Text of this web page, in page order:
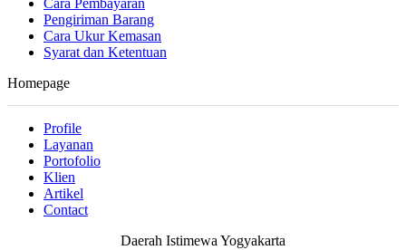
Cara Pembayaran
Pengiriman Barang
Cara Ukur Kemasan
Syarat dan Ketentuan
Homepage
Profile
Layanan
Portofolio
Klien
Artikel
Contact
Daerah Istimewa Yogyakarta